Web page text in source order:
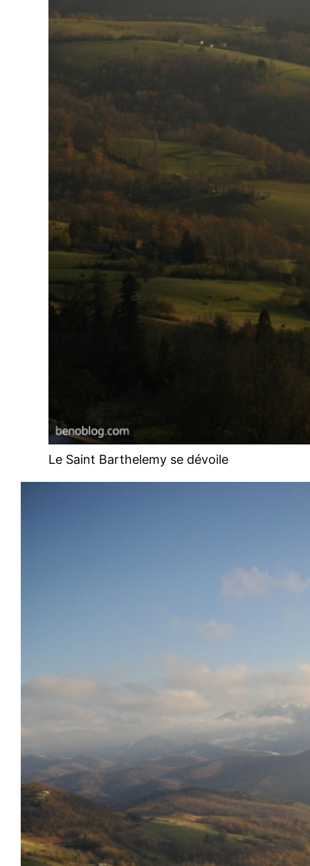
Le Saint Barthelemy se dévoile